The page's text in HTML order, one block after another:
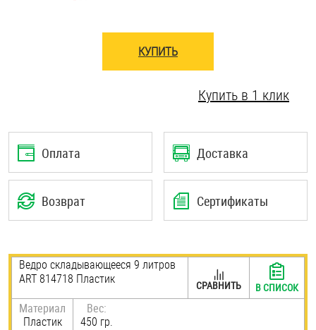
Саморезы и шурупы
Такелаж
Хомуты
Шайбы
Шпильки
Шплинты
Штифты и пальцы
КУПИТЬ
Купить в 1 клик
Оплата Доставка
Возврат Сертификаты
Ведро складывающееся 9 литров
ART 814718 Пластик
Материал
Пластик
Вес:
450 гр.
СРАВНИТЬ В СПИСОК